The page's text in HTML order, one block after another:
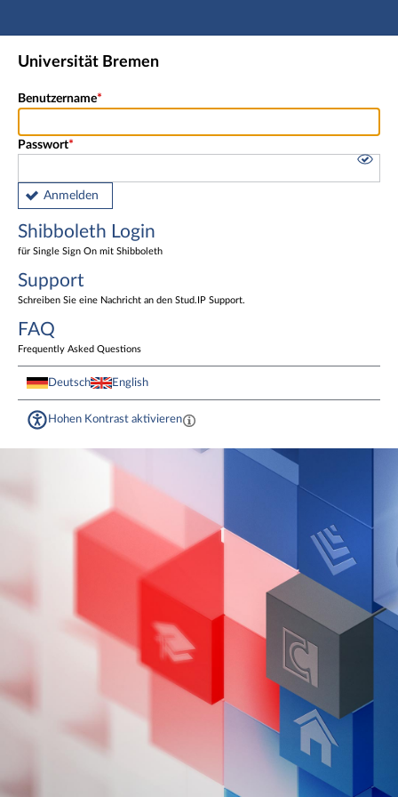
Hauptnavigation
Shibboleth Login
Universität Bremen
Benutzername
Passwort
Anmelden
Shibboleth Login
für Single Sign On mit Shibboleth
Support
Schreiben Sie eine Nachricht an den Stud.IP Support.
FAQ
Frequently Asked Questions
Deutsch English
Hohen Kontrast aktivieren